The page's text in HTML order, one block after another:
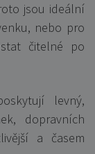
jsou ideální
nebo pro
čitelné po
levný,
dopravních
a časem